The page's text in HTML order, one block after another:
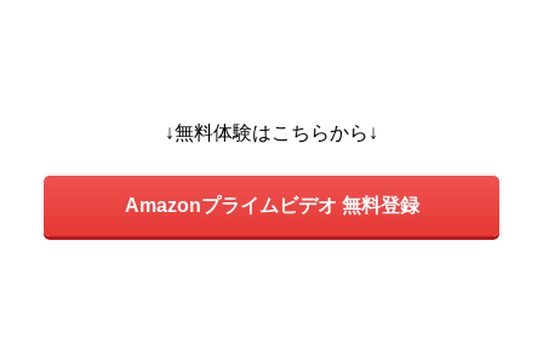
↓無料体験はこちらから↓
Amazonプライムビデオ 無料登録